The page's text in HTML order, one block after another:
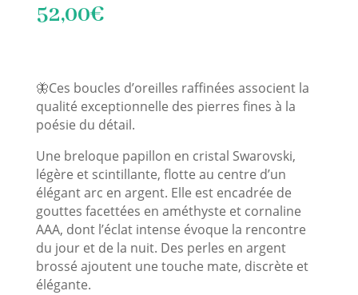
52,00€
🦋Ces boucles d’oreilles raffinées associent la
qualité exceptionnelle des pierres fines à la
poésie du détail.
Une breloque papillon en cristal Swarovski,
légère et scintillante, flotte au centre d’un
élégant arc en argent. Elle est encadrée de
gouttes facettées en améthyste et cornaline
AAA, dont l’éclat intense évoque la rencontre
du jour et de la nuit. Des perles en argent
brossé ajoutent une touche mate, discrète et
élégante.